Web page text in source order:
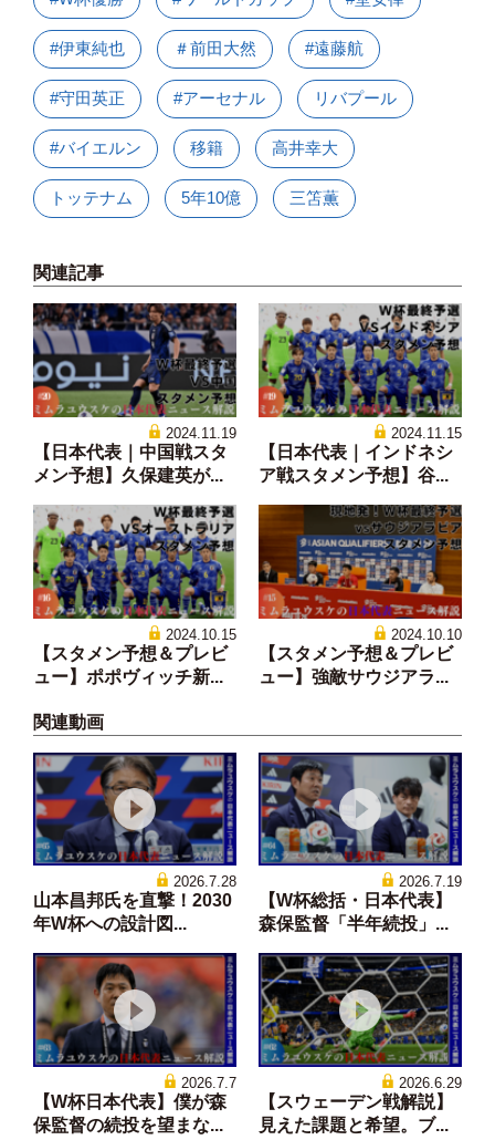
#伊東純也 ＃前田大然 #遠藤航
#守田英正 #アーセナル リバプール
#バイエルン 移籍 高井幸大
トッテナム 5年10億 三笘薫
関連記事
2024.11.19
【日本代表｜中国戦スタ
メン予想】久保建英が...
2024.11.15
【日本代表｜インドネシ
ア戦スタメン予想】谷...
2024.10.15
【スタメン予想＆プレビ
ュー】ポポヴィッチ新...
2024.10.10
【スタメン予想＆プレビ
ュー】強敵サウジアラ...
関連動画
2026.7.28
山本昌邦氏を直撃！2030
年W杯への設計図...
2026.7.19
【W杯総括・日本代表】
森保監督「半年続投」...
2026.7.7
【W杯日本代表】僕が森
保監督の続投を望まな...
2026.6.29
【スウェーデン戦解説】
見えた課題と希望。ブ...